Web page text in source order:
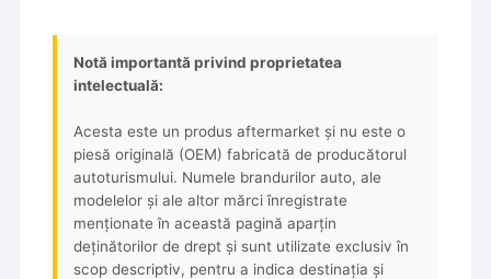
Notă importantă privind proprietatea
intelectuală:
Acesta este un produs aftermarket și nu este o
piesă originală (OEM) fabricată de producătorul
autoturismului. Numele brandurilor auto, ale
modelelor și ale altor mărci înregistrate
menționate în această pagină aparțin
deținătorilor de drept și sunt utilizate exclusiv în
scop descriptiv, pentru a indica destinația și